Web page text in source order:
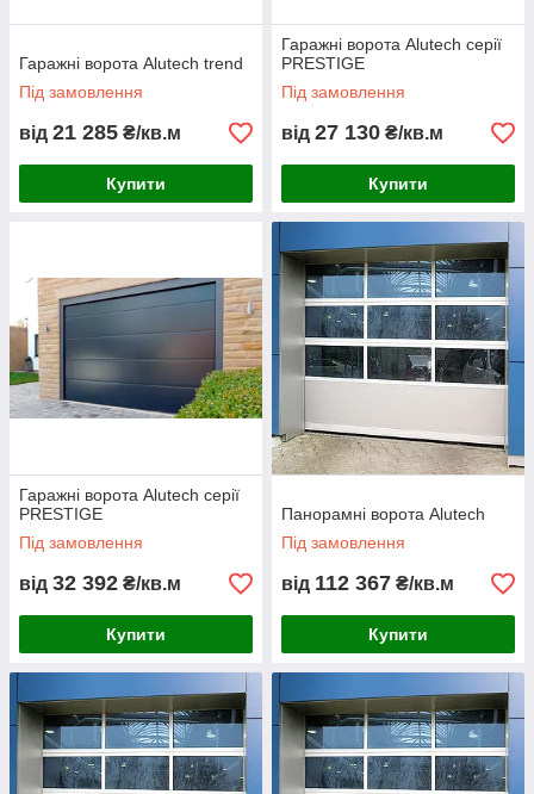
Гаражні ворота Alutech trend
Під замовлення
від 21 285 ₴/кв.м
Купити
Гаражні ворота Alutech серії
PRESTIGE
Під замовлення
від 27 130 ₴/кв.м
Купити
Гаражні ворота Alutech серії
PRESTIGE
Під замовлення
від 32 392 ₴/кв.м
Купити
Панорамні ворота Alutech
Під замовлення
від 112 367 ₴/кв.м
Купити